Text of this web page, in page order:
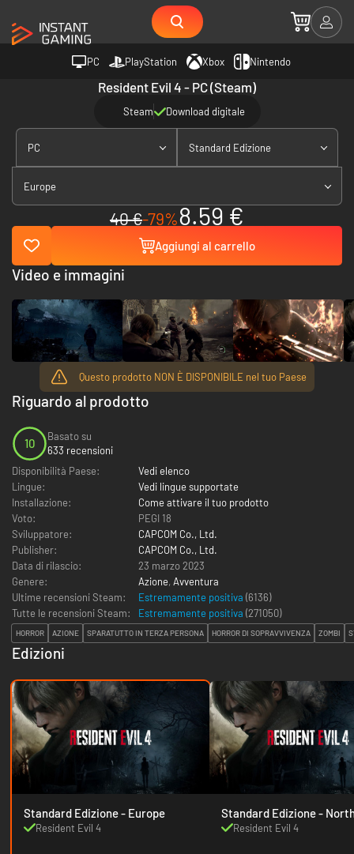
PC PlayStation Xbox Nintendo
Resident Evil 4 - PC (Steam)
Steam Download digitale
PC Standard Edizione
Europe
40 €-79%8.59 €
Aggiungi al carrello
Questo prodotto NON È DISPONIBILE nel tuo Paese
Riguardo al prodotto
10
Basato su
633 recensioni
Disponibilità Paese:
Vedi elenco
Lingue:
Vedi lingue supportate
Installazione:
Come attivare il tuo prodotto
Voto:
PEGI 18
Sviluppatore:
CAPCOM Co., Ltd.
Publisher:
CAPCOM Co., Ltd.
Data di rilascio:
23 marzo 2023
Genere:
Azione, Avventura
Ultime recensioni Steam:
Estremamente positiva (6136)
Tutte le recensioni Steam:
Estremamente positiva (271050)
HORROR AZIONE SPARATUTTO IN TERZA PERSONA HORROR DI SOPRAVVIVENZA ZOMBI
Edizioni
Standard Edizione - Europe
Resident Evil 4
Standard Edizione - North
America
Resident Evil 4
Video e immagini